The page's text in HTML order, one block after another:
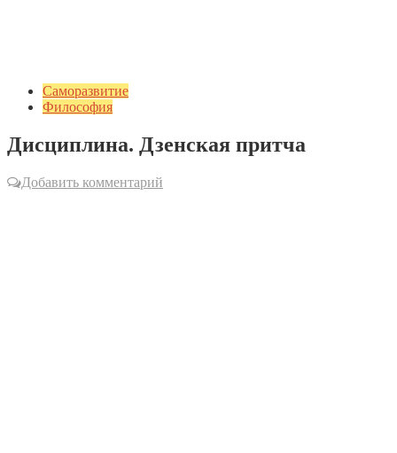
Саморазвитие
Философия
Дисциплина. Дзенская притча
Добавить комментарий